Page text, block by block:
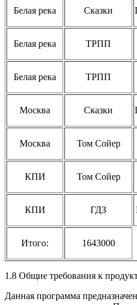
Белая река Сказки
Белая река ТРПП
Белая река ТРПП
Москва Сказки
Москва Том Сойер
КПИ Том Сойер
КПИ ГДЗ
Итого: 1643000
1.8 Общие требования к
Данная программа